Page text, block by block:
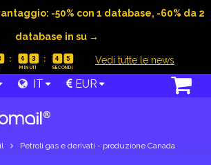
-50% con 1 database, -60% da 2
database in su →
4 3 4 5 Vedi tutte le news
IT EUR
Petroli gas e derivati - produzione Canada